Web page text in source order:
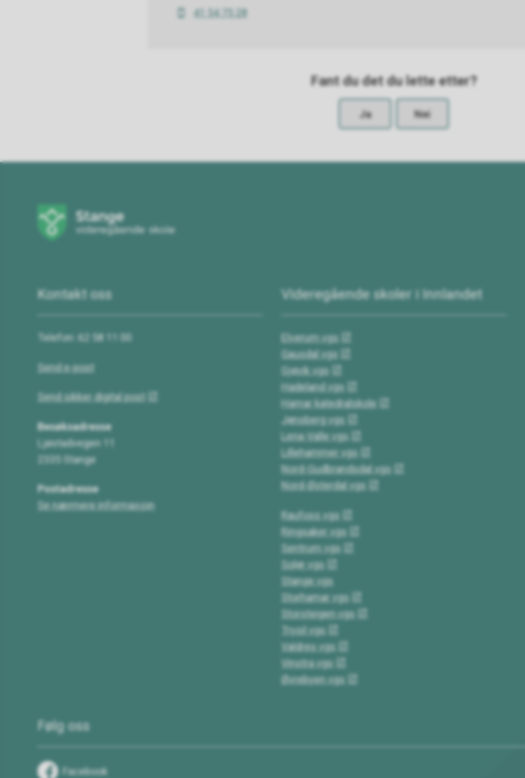
post
Mobil
41 54 75 28
Fant du det du lette etter?
Ja Nei
Kontakt oss
Telefon: 62 58 11 00
Send e-post
Send sikker digital post
Besøksadresse
Ljøstadvegen 11
2335 Stange
Postadresse
Se nærmere informasjon
Videregående skoler i Innlandet
Elverum vgs
Gausdal vgs
Gjøvik vgs
Hadeland vgs
Hamar katedralskole
Jønsberg vgs
Lena-Valle vgs
Lillehammer vgs
Nord-Gudbrandsdal vgs
Nord-Østerdal vgs
Raufoss vgs
Ringsaker vgs
Sentrum vgs
Solør vgs
Stange vgs
Storhamar vgs
Storsteigen vgs
Trysil vgs
Valdres vgs
Vinstra vgs
Øvrebyen vgs
Følg oss
Facebook